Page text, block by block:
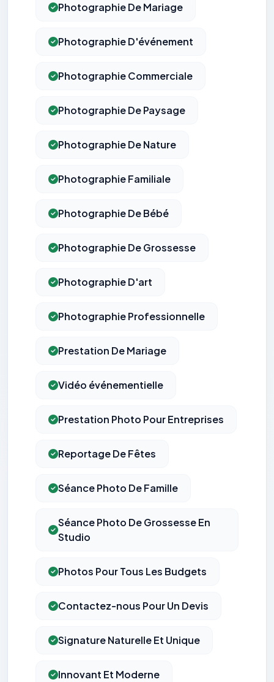
Photographie De Mariage
Photographie D'événement
Photographie Commerciale
Photographie De Paysage
Photographie De Nature
Photographie Familiale
Photographie De Bébé
Photographie De Grossesse
Photographie D'art
Photographie Professionnelle
Prestation De Mariage
Vidéo événementielle
Prestation Photo Pour Entreprises
Reportage De Fêtes
Séance Photo De Famille
Séance Photo De Grossesse En
Studio
Photos Pour Tous Les Budgets
Contactez-nous Pour Un Devis
Signature Naturelle Et Unique
Innovant Et Moderne